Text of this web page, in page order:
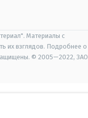
Материалы с
их взглядов. Подробнее о
© 2005—2022, ЗАО